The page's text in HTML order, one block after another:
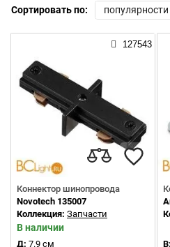
Сортировать по:
популярности
127543
Коннектор шинопровода
Novotech 135007
Коллекция: Запчасти
В наличии
Д: 7.9 см В: